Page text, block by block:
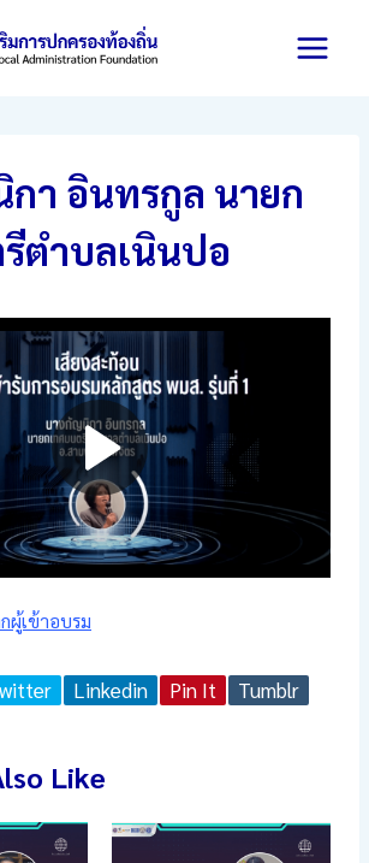
า อินทรกูล นายก
ตำบลเนินปอ
ผู้เข้าอบรม
Linkedin Pin It
Tumblr
Like